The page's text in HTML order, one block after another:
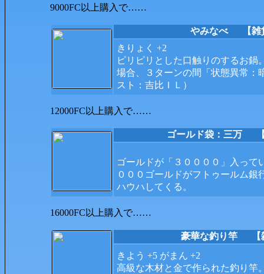
9000FC以上購入で……
やみなべ
【雑
きりょく +2
ピリピリとした口触りのするお
場合、３ターンの間「状態異常
スト：吉比ＩＬ）
12000FC以上購入で……
ゴールド袋：三万 【
ゴールドが「３００００」入って
０００ゴールドがフトゥールム
ハウハしてくる。
16000FC以上購入で……
豪華な釣り竿
【
きよう +5 がまん +2
高級な木材と金で作られた釣り竿